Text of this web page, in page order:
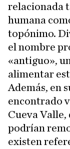
relacionada
humana
topónimo.
el nombre
«antiguo»,
alimentar
Además, en
encontrado
Cueva
podrían
existen